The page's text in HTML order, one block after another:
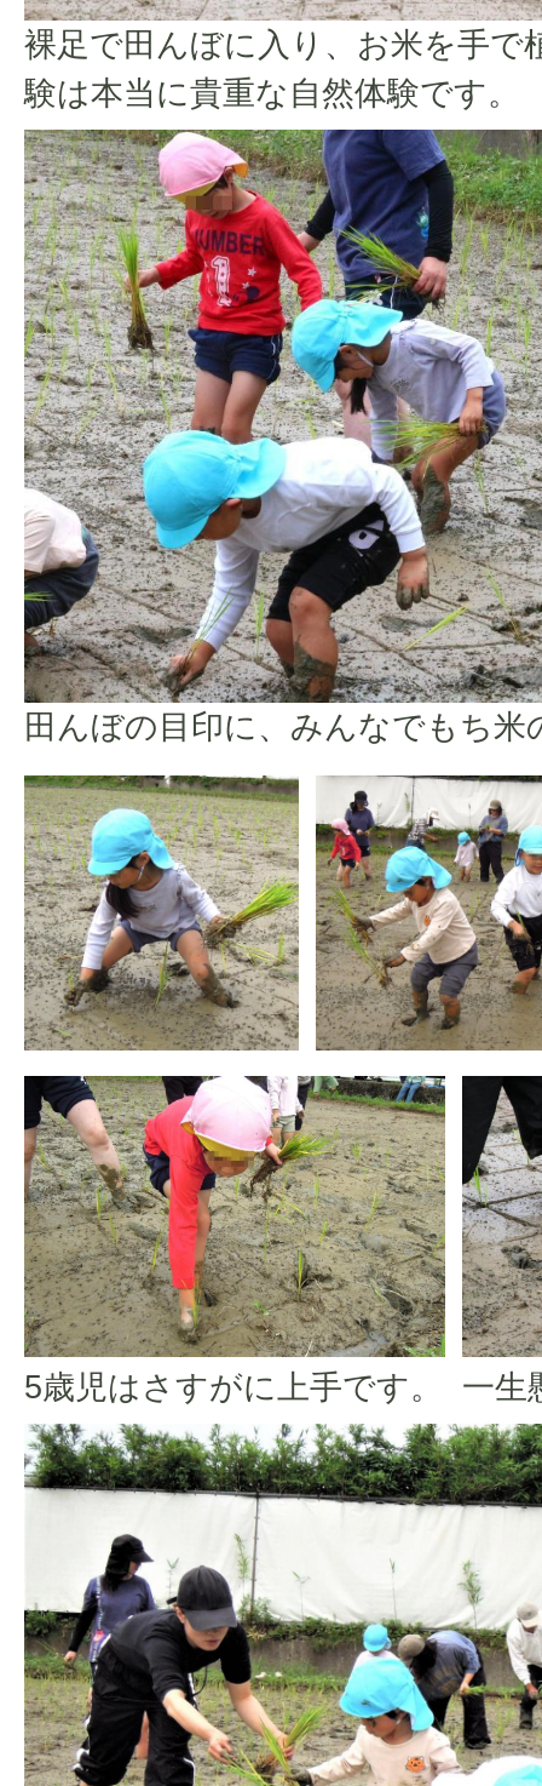
裸足で田んぼに入り、お米を手で
験は本当に貴重な自然体験です。
田んぼの目印に、みんなでもち米
5歳児はさすがに上手です。 一生